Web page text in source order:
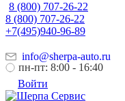
8 (800) 707-26-22
8 (800) 707-26-22
+7(495)940-96-89
info@sherpa-auto.ru
пн-пт: 8:00 - 16:40
Войти